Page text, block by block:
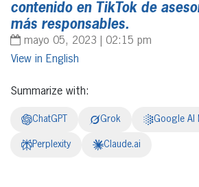
contenido en TikTok de
más responsables.
mayo 05, 2023 | 02:15 pm
English
Summarize with:
ChatGPT Grok Google AI
Perplexity Claude.ai